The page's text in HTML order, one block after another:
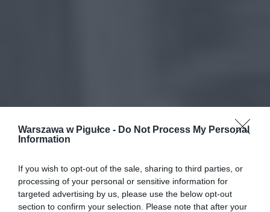
Warszawa w Pigułce - Do Not Process My Personal
Information
If you wish to opt-out of the sale, sharing to third parties, or
processing of your personal or sensitive information for
targeted advertising by us, please use the below opt-out
section to confirm your selection. Please note that after your